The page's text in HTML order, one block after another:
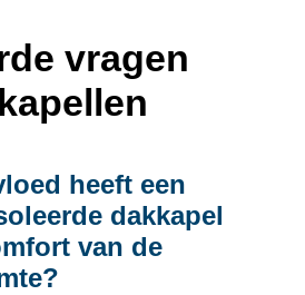
vragen
heeft een
dakkapel
van de